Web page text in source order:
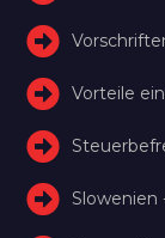
Vorteile
Slowenien